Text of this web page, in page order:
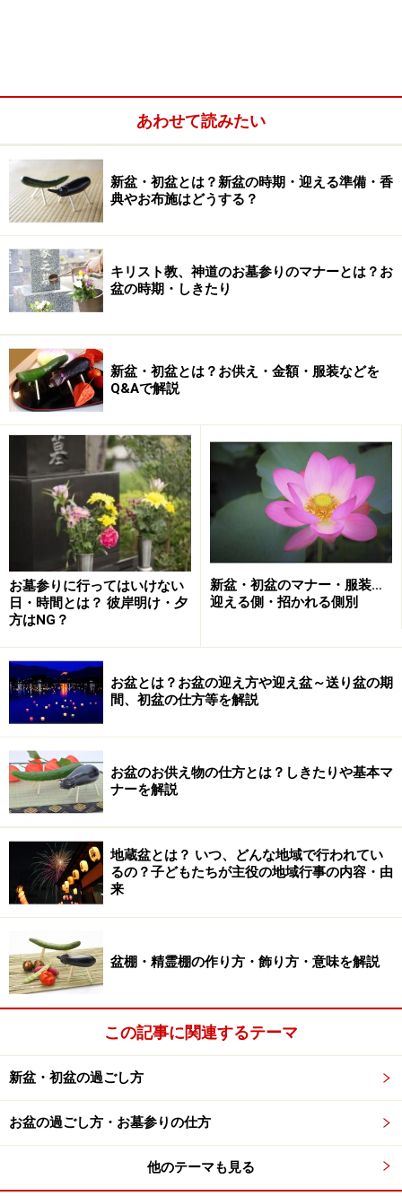
浄土真宗では基本的に盆提灯を飾る習慣はありません
が、だからといって親戚の方の心遣いを無理に断ること
もないでしょう。盆提灯のかわりに、切籠灯籠（きりこ
どうろう）を吊るすこともあります。
盆提灯についての詳しい情報は→
Q:
仏壇には何を飾ったらよいですか？
お盆が近くなったら、仏壇や仏具の掃除をします。内敷
（うちしき）をかけ、華瓶（けびょう）には樒（しき
み・しきび）を飾り、供物は餅、菓子、果物をお供えし
ます。香炉・ロウソク立て・花立ての三具足（みつぐそ
く）のセットも忘れずに。仏教を象徴するハスの花をお
供えするのも良いですね。
お盆に限ったことではありませんが、浄土真宗では仏壇
にお茶やお水をお供えすることはありません。ご飯をお
仏飯としてお供えします。お供えしたお仏飯は無駄にせ
ず、お参りをすませたらいただきましょう。
【関連記事】
墓掃除をたわしでやるのはNG！正しいお墓の汚れ落
とし法
新盆などに役立つ……盆棚・精霊棚の作り方・飾り
方・意味を解説
新盆・初盆の準備と過ごし方
お盆のお供え物のしきたりと基本マナー
お盆に食べる団子や天ぷらなどの食べ物は地域ごと
に違う
い。
あわせて読みたい
新盆・初盆とは？新盆の時期・迎える準備・香
典やお布施はどうする？
キリスト教、神道のお墓参りのマナーとは？お
盆の時期・しきたり
新盆・初盆とは？お供え・金額・服装などを
Q&Aで解説
お墓参りに行ってはいけない
日・時間とは？ 彼岸明け・夕
方はNG？
新盆・初盆のマナー・服装…
迎える側・招かれる側別
お盆とは？お盆の迎え方や迎え盆～送り盆の期
間、初盆の仕方等を解説
お盆のお供え物の仕方とは？しきたりや基本マ
ナーを解説
地蔵盆とは？ いつ、どんな地域で行われてい
るの？子どもたちが主役の地域行事の内容・由
来
盆棚・精霊棚の作り方・飾り方・意味を解説
この記事に関連するテーマ
新盆・初盆の過ごし方
お盆の過ごし方・お墓参りの仕方
他のテーマも見る